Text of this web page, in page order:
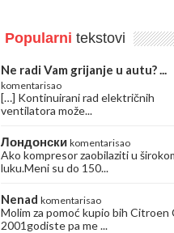
Popularni tekstovi
Ne radi Vam grijanje u autu? ...
komentarisao
[…] Kontinuirani rad električnih
ventilatora može...
Лондонски komentarisao
Ako kompresor zaobilaziti u
luku.Meni su do 150...
Nenad komentarisao
Molim za pomoć kupio bih Citroen
2001godiste pa me ...